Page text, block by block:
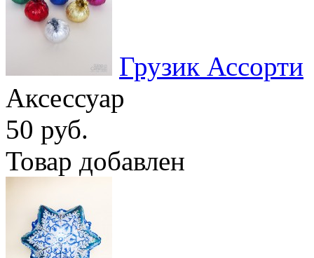
Грузик Ассорти
Аксессуар
50 руб.
Товар добавлен